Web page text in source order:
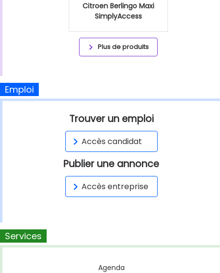
Citroen Berlingo Maxi
SimplyAccess
Plus de produits
Emploi
Trouver un emploi
Accès candidat
Publier une annonce
Accès entreprise
Services
Agenda